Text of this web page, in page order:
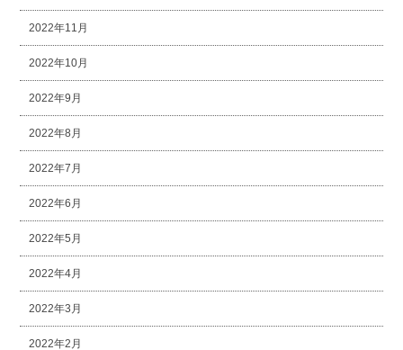
2022年11月
2022年10月
2022年9月
2022年8月
2022年7月
2022年6月
2022年5月
2022年4月
2022年3月
2022年2月